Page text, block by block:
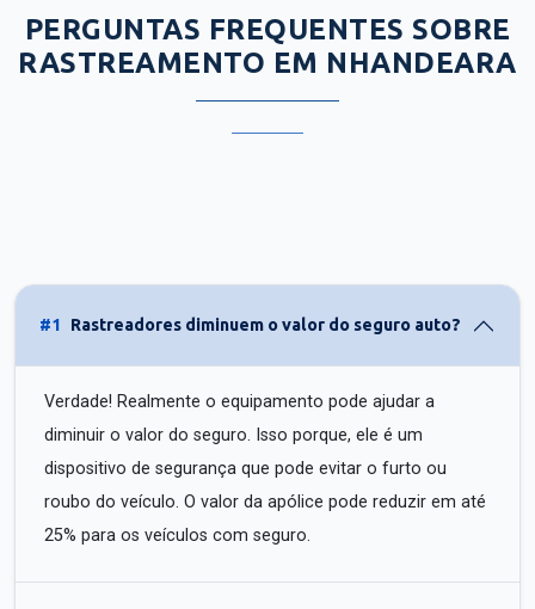
PERGUNTAS FREQUENTES SOBRE
RASTREAMENTO EM NHANDEARA
#1 Rastreadores diminuem o valor do seguro auto?
Verdade! Realmente o equipamento pode ajudar a
diminuir o valor do seguro. Isso porque, ele é um
dispositivo de segurança que pode evitar o furto ou
roubo do veículo. O valor da apólice pode reduzir em até
25% para os veículos com seguro.